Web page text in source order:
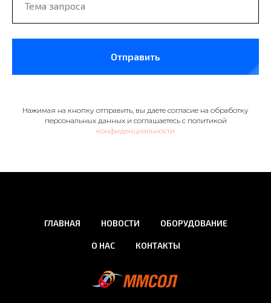
Отправить
Нажимая на кнопку отправить, вы даете согласие на обработку
персональных данных и соглашаетесь c политикой
конфиденциальности
ГЛАВНАЯ НОВОСТИ ОБОРУДОВАНИЕ
О НАС КОНТАКТЫ